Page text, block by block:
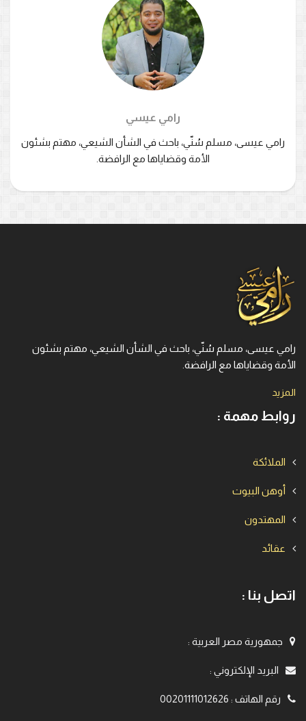
رامي عيسي
رامي عيسى، مسلم سُنّي، باحث في الشأن الشيعي، مهتم بشئون
الأمة وقضاياها مع الرافضة.
رامي عيسى، مسلم سُنّي، باحث في الشأن الشيعي، مهتم بشئون
الأمة وقضاياها مع الرافضة.
المزيد
روابط مهمة :
الملائكة
أوهن البيوت
المهتدون
عقائد
اتصل بنا :
جمهورية مصر العربية :
البريد الإلكتروني :
رقم الهاتف :
00201111012626